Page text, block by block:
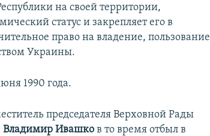
на своей территории,
статус и закрепляет его в
право на владение, пользование
Украины.
1990 года.
председателя Верховной Рады
Владимир Ивашко в то время отбыл в